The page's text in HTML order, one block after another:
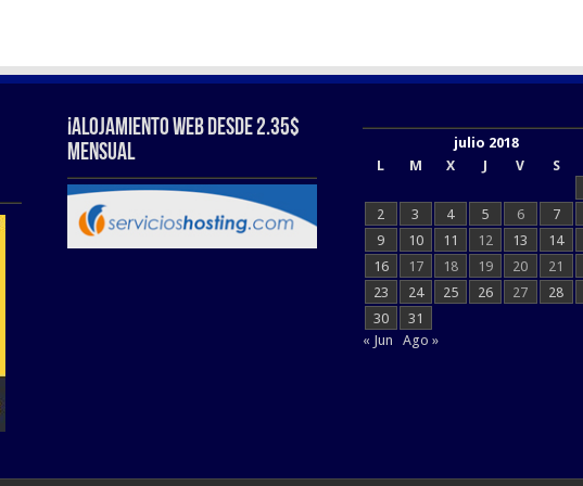
¡Alojamiento web Desde 2.35$
Mensual
julio 2018
L
M X J V S
2
3 4 5 6 7
9
10 11 12 13 14
16
17 18 19 20 21
23
24 25 26 27 28
30
31
« Jun
Ago »